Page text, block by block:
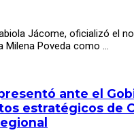
Jácome, oficializó el
Milena Poveda como …
ante el
estratégicos de